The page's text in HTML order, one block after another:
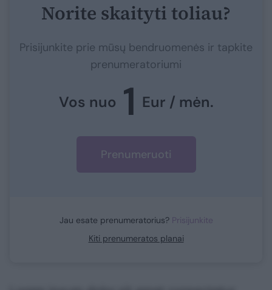
Norite skaityti toliau?
Prisijunkite prie mūsų bendruomenės ir tapkite
prenumeratoriumi
Vos nuo 1 Eur / mėn.
Prenumeruoti
Jau esate prenumeratorius? Prisijunkite
Kiti prenumeratos planai